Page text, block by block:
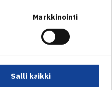
Markkinointi
Salli kaikki
säilyttää Virtanen
turnausta ovat
Miamiin karsimaan ATP